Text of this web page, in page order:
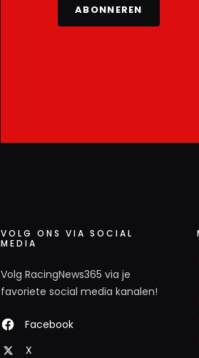
ABONNEREN
VOLG ONS VIA SOCIAL
MEDIA
Volg RacingNews365 via je
favoriete social media kanalen!
Facebook
X